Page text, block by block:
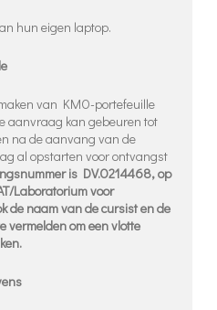
hun eigen laptop.
van KMO-portefeuille
aanvraag kan gebeuren tot
na de aanvang van de
al opstarten voor ontvangst
is DV.O214468, op
Laboratorium voor
de naam van de cursist en de
vermelden om een vlotte